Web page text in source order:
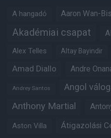
A hangadó Aaron Wan-
Akadémiai csapat
Alex Telles Altay Bayindir
Amad Diallo Andre
Andrey Santos Angol
Anthony Martial
Aston Villa Átigazolási